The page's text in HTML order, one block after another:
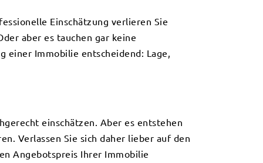
Einschätzung verlieren Sie
aber es tauchen gar keine
einer Immobilie entscheidend: Lage,
einschätzen. Aber es entstehen
Verlassen Sie sich daher lieber auf den
Angebotspreis Ihrer Immobilie